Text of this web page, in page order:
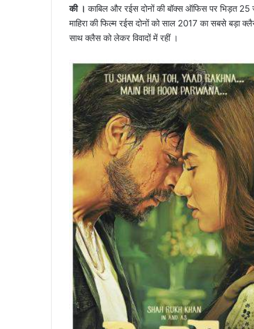
की । काबिल और रईस दोनों की बॉक्स ऑफिस पर भिड़त
माहिरा की फिल्म रईस दोनों को साल 2017 का सबसे बड़ा
साथ क्लैस को लेकर विवादों में रहीं ।